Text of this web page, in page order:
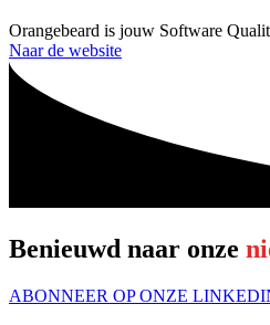
Orangebeard is jouw Software
Naar de website
Benieuwd naar onze
ABONNEER OP ONZE